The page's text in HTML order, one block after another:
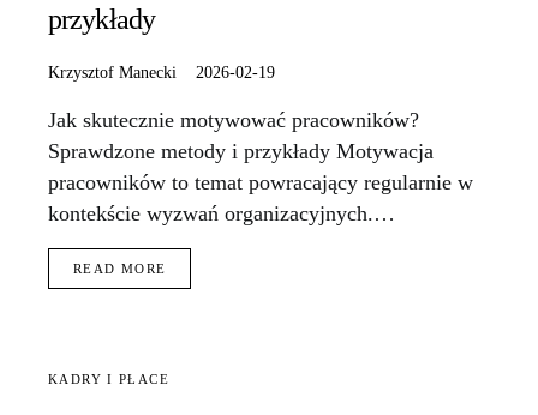
przykłady
Krzysztof Manecki 2026-02-19
Jak skutecznie motywować pracowników?
Sprawdzone metody i przykłady Motywacja
pracowników to temat powracający regularnie w
kontekście wyzwań organizacyjnych.…
READ MORE
KADRY I PŁACE